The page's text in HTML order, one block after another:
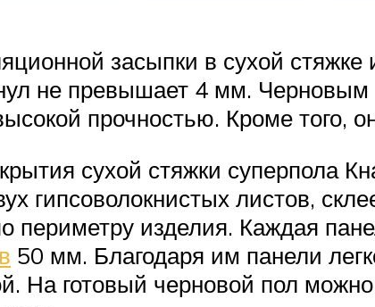
засыпки в сухой
не превышает 4 мм.
прочностью. Кроме того,
сухой стяжки суперпола
гипсоволокнистых листов,
периметру изделия. Каждая
50 мм. Благодаря им панели
На готовый черновой пол